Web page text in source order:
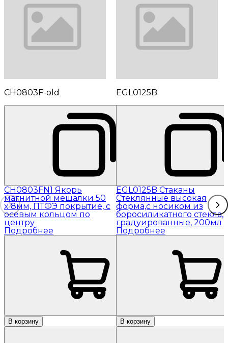
CH0803F-old
CH0803FN1 Якорь
магнитной мешалки 50
x 8мм, ПТФЭ покрытие, с
осевым кольцом по
центру
Подробнее
В корзину
EGL0125B
EGL0125B Стаканы
Стеклянные высокая
форма,с носиком из
боросиликатного стекла,
градуированные, 200мл
Подробнее
В корзину